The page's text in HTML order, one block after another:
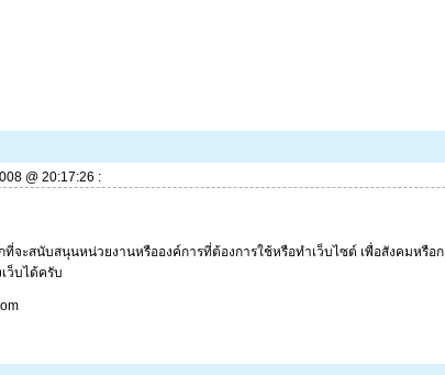
@ 20:17:26 :
จะสนับสนุนหน่วยงานหรือองค์การที่ต้องการใช้หรือทำเว็บไซต์ เพื่อสังคมหรือก
ว็บได้ครับ